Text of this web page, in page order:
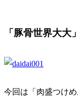
「豚骨世界大大
今回は「肉盛つけ